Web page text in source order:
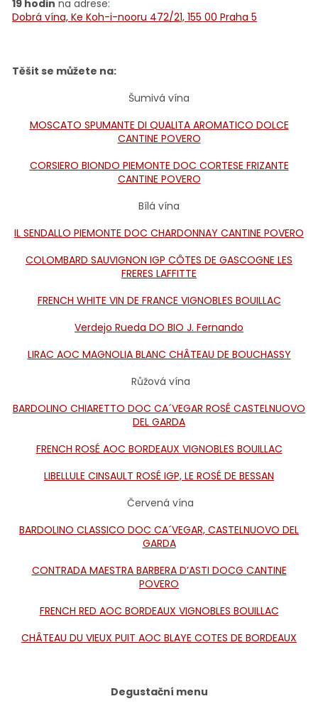
19 hodin na adrese:
Dobrá vína, Ke Koh-i-nooru 472/21, 155 00 Praha 5
Těšit se můžete na:
Šumivá vína
MOSCATO SPUMANTE DI QUALITA AROMATICO DOLCE
CANTINE POVERO
CORSIERO BIONDO PIEMONTE DOC CORTESE FRIZANTE
CANTINE POVERO
Bílá vína
IL SENDALLO PIEMONTE DOC CHARDONNAY CANTINE POVERO
COLOMBARD SAUVIGNON IGP CÔTES DE GASCOGNE LES
FRERES LAFFITTE
FRENCH WHITE VIN DE FRANCE VIGNOBLES BOUILLAC
Verdejo Rueda DO BIO J. Fernando
LIRAC AOC MAGNOLIA BLANC CHÂTEAU DE BOUCHASSY
Růžová vína
BARDOLINO CHIARETTO DOC CA´VEGAR ROSÉ CASTELNUOVO
DEL GARDA
FRENCH ROSÉ AOC BORDEAUX VIGNOBLES BOUILLAC
LIBELLULE CINSAULT ROSÉ IGP, LE ROSÉ DE BESSAN
Červená vína
BARDOLINO CLASSICO DOC CA´VEGAR, CASTELNUOVO DEL
GARDA
CONTRADA MAESTRA BARBERA D’ASTI DOCG CANTINE
POVERO
FRENCH RED AOC BORDEAUX VIGNOBLES BOUILLAC
CHÂTEAU DU VIEUX PUIT AOC BLAYE COTES DE BORDEAUX
Degustační menu